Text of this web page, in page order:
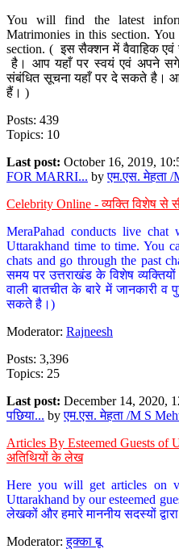
You will find the latest
Matrimonies in this section.
section. ( इस सैक्शन में वैवाहिक एवं
है। आप यहाँ पर स्वयं एवं अपने सगे
संबंधित सूचना यहाँ पर दे सकते है।
हैं। )
Posts: 439
Topics: 10
Last post: October 16, 2019,
FOR MARRI... byएम.एस. मेहता /
Celebrity Online - व्यक्ति विशेष से
MeraPahad conducts live chat
Uttarakhand time to time. You
chats and go through the past
समय पर उत्तराखंड के विशेष
वाली बातचीत के बारे में जानकारी व
सकते है।)
Moderator: Rajneesh
Posts: 3,396
Topics: 25
Last post: December 14, 2020,
पछिया... byएम.एस. मेहता /M S
Articles By Esteemed Guests of
अतिथियों के लेख
Here you will get articles on
Uttarakhand by our esteemed
लेखकों और हमारे माननीय सदस्यों
Moderator:हुक्का बू